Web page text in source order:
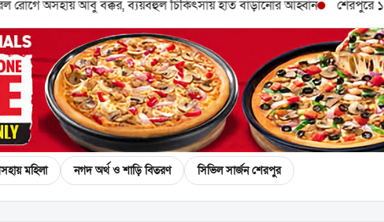
বক্কর, ব্যয়বহুল চিকিৎসায় হাত বাড়ানোর আহ্বান শেরপুরে ১২ জন ভিক্ষুককে
মহিলা নগদ অর্থ ও শাড়ি বিতরণ সিভিল সার্জন শেরপুর